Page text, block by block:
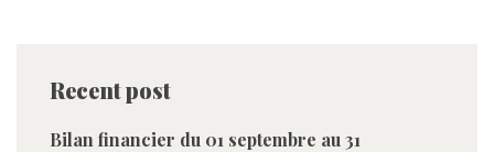
Recent post
Bilan financier du 01 septembre au 31